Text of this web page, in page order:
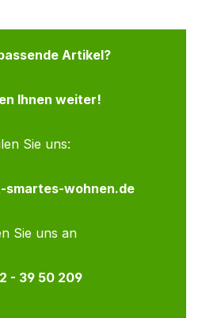
Artikel?
Ihnen weiter!
Sie uns:
smartes-wohnen.de
Sie uns an
- 39 50 209